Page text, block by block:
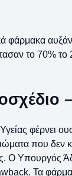
το 70% το
φέρνει
που
Ο Υπουργός
Τα